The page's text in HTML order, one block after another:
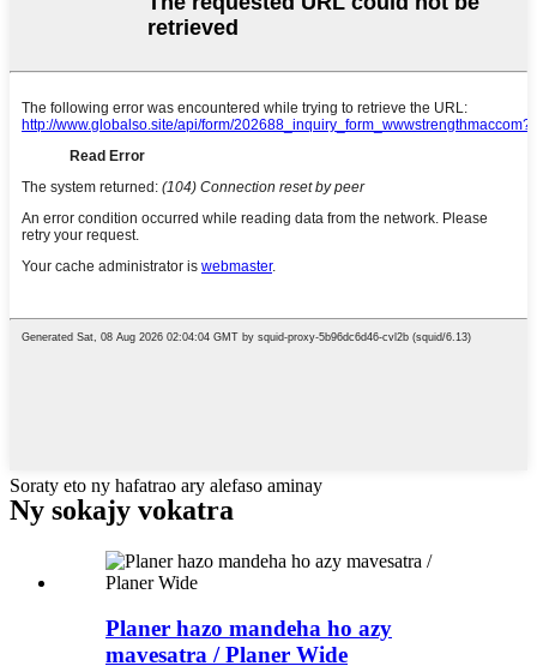
Soraty eto ny hafatrao ary alefaso aminay
Ny sokajy vokatra
Planer hazo mandeha ho azy
mavesatra / Planer Wide